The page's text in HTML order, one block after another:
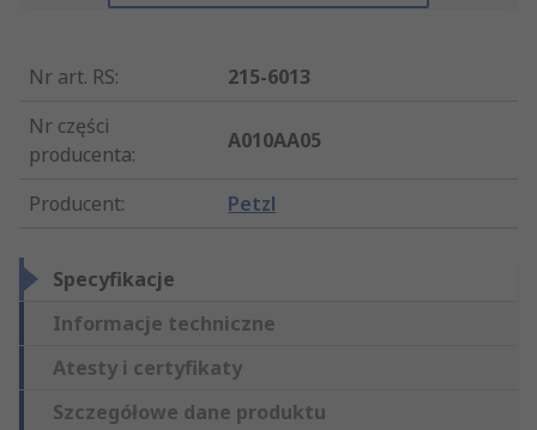
Nr art. RS:
215-6013
Nr części
producenta:
A010AA05
Producent: Petzl
Specyfikacje
Informacje techniczne
Atesty i certyfikaty
Szczegółowe dane produktu